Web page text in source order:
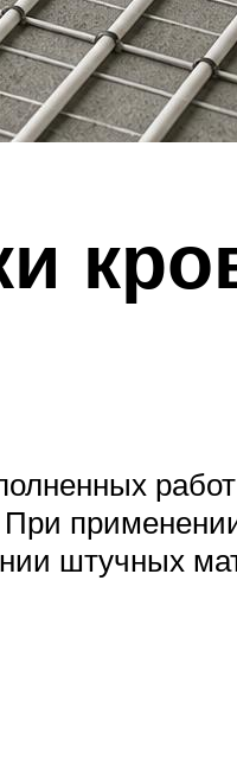
штучных